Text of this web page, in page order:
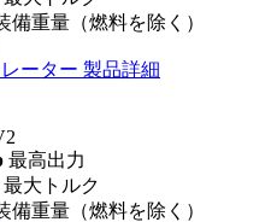
備重量（燃料を除く）
ーター 製品詳細
最高出力
最大トルク
備重量（燃料を除く）